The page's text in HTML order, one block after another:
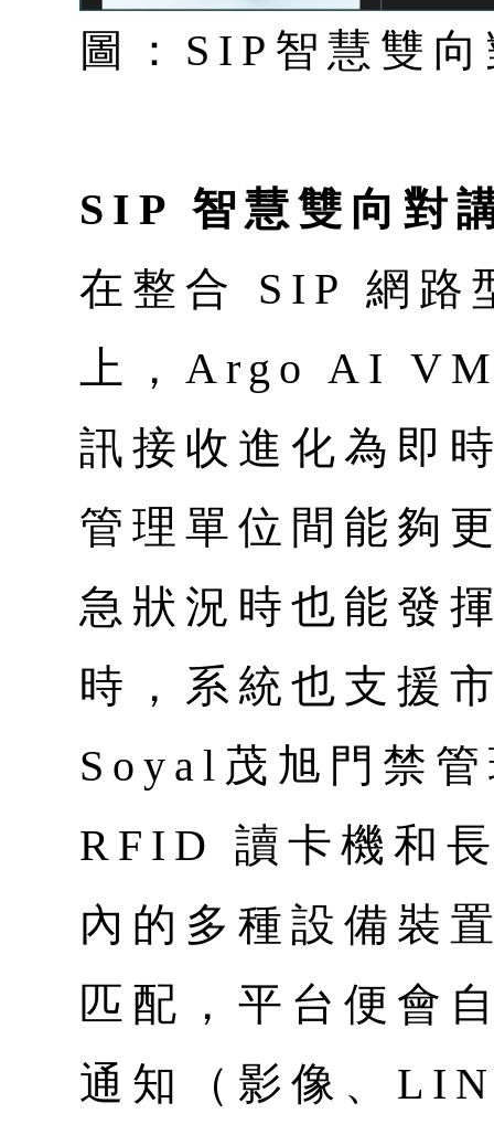
圖：SIP智慧雙
SIP 智慧雙向對
在整合 SIP 網路
上，Argo AI
訊接收進化為即
管理單位間能夠
急狀況時也能發
時，系統也支援
Soyal茂旭門禁
RFID 讀卡機和
內的多種設備裝
匹配，平台便會
通知（影像、